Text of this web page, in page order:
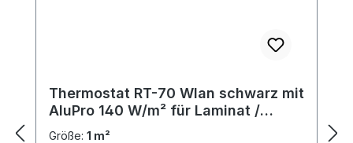
Thermostat RT-70 Wlan schwarz mit
AluPro 140 W/m² für Laminat /
Klickvinyl
Größe: 1 m²